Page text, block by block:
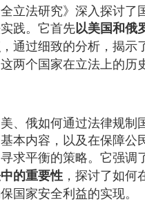
立法研究》深入探讨了
践。它首先以美国和俄
，通过细致的分析，揭示
两个国家在立法上的历
、俄如何通过法律规制
本内容，以及在保障公
求平衡的策略。它强调
的重要性 ，探讨了如何
国家安全利益的实现。